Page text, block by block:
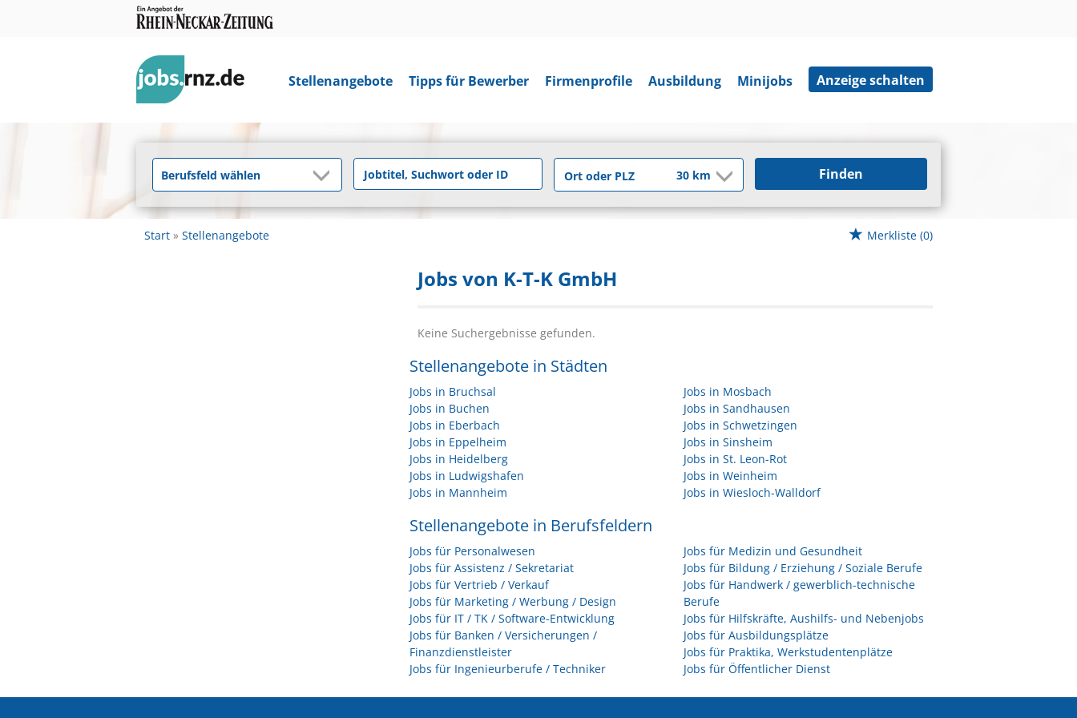
Stellenangebote Tipps für Bewerber Firmenprofile Ausbildung Minijobs Anzeige schalten
Finden
Start Stellenangebote Merkliste (0)
Jobs von K-T-K GmbH
Keine Suchergebnisse gefunden.
Stellenangebote in Städten
Jobs in Bruchsal
Jobs in Buchen
Jobs in Eberbach
Jobs in Eppelheim
Jobs in Heidelberg
Jobs in Ludwigshafen
Jobs in Mannheim
Jobs in Mosbach
Jobs in Sandhausen
Jobs in Schwetzingen
Jobs in Sinsheim
Jobs in St. Leon-Rot
Jobs in Weinheim
Jobs in Wiesloch-Walldorf
Stellenangebote in Berufsfeldern
Jobs für Personalwesen
Jobs für Assistenz / Sekretariat
Jobs für Vertrieb / Verkauf
Jobs für Marketing / Werbung / Design
Jobs für IT / TK / Software-Entwicklung
Jobs für Banken / Versicherungen /
Finanzdienstleister
Jobs für Ingenieurberufe / Techniker
Jobs für Medizin und Gesundheit
Jobs für Bildung / Erziehung / Soziale Berufe
Jobs für Handwerk / gewerblich-technische
Berufe
Jobs für Hilfskräfte, Aushilfs- und Nebenjobs
Jobs für Ausbildungsplätze
Jobs für Praktika, Werkstudentenplätze
Jobs für Öffentlicher Dienst